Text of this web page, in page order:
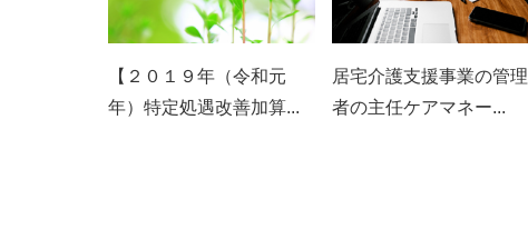
【２０１９年（令和元
年）特定処遇改善加算...
居宅介護支援事業の管理
者の主任ケアマネー...